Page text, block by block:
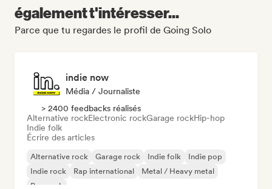
également t'intéresser...
Parce que tu regardes le profil de Going Solo
indie now
Média / Journaliste
> 2400 feedbacks réalisés
Alternative rockElectronic rockGarage rockHip-hop
Indie folk
Écrire des articles
Alternative rock Garage rock Indie folk
Indie pop
Indie rock
Rap international
Metal / Heavy metal
Pop rock